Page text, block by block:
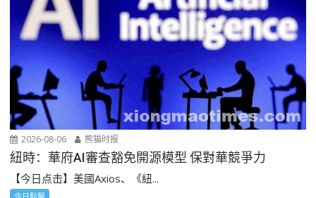
2026-08-06 熊猫时报
紐時：華府AI審查豁免開源模型 保對華競爭力
【今日点击】美國Axios、《紐...